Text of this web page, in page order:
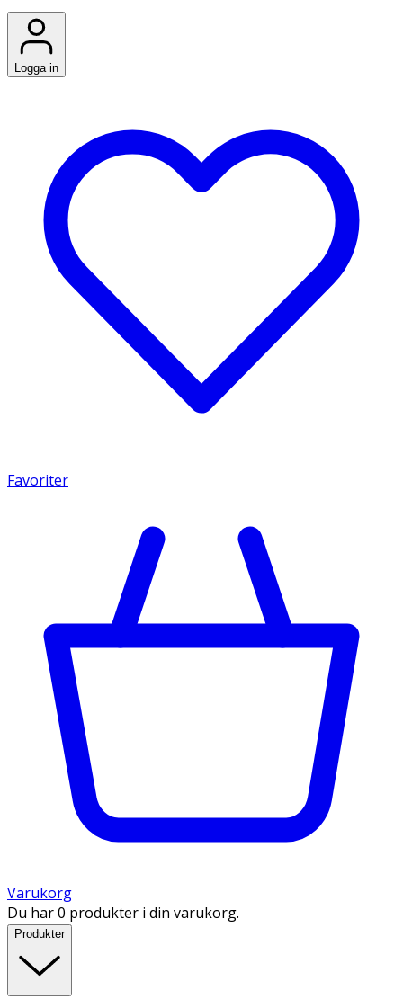
Logga in
Favoriter
Varukorg
Du har 0 produkter i din varukorg.
Produkter